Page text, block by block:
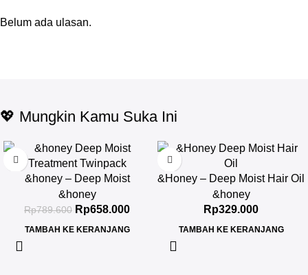
Belum ada ulasan.
💖 Mungkin Kamu Suka Ini
&honey – Deep Moist
Treatment 445 g Twinpack
&honey
Rp789.600 Rp658.000
TAMBAH KE KERANJANG
&Honey – Deep Moist Hair Oil
3.0 100ml
&honey
Rp329.000
TAMBAH KE KERANJANG